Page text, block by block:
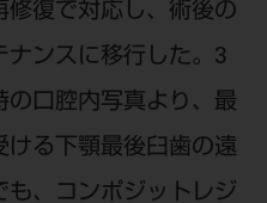
修復で対応し、術後の
ナンスに移行した。3
の口腔内写真より、最
ける下顎最後臼歯の遠
、コンポジットレジ